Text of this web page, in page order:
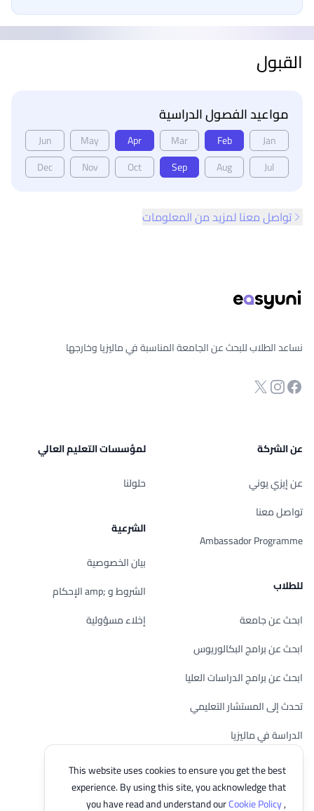
القبول
مواعيد الفصول الدراسية
Jan
Feb
Mar
Apr
May
Jun
Jul
Aug
Sep
Oct
Nov
Dec
تواصل معنا لمزيد من المعلومات
This website uses cookies to ensure you get the best
experience. By using this site, you acknowledge that
you have read and understand ourCookie Policy,
نساعد الطلاب للبحث عن الجامعة المناسبة في ماليزيا وخارجها
صفحة الفيسبوك
انستجرام
Twitter
عن الشركة
عن إيزي يوني
تواصل معنا
Ambassador Programme
للطلاب
ابحث عن جامعة
ابحث عن برامج البكالوريوس
ابحث عن برامج الدراسات العليا
تحدث إلى المستشار التعليمي
الدراسة في ماليزيا
تحقق من أهليتك
لمؤسسات التعليم العالي
حلولنا
الشرعية
بيان الخصوصية
الشروط و ;amp الإحكام
إخلاء مسؤولية